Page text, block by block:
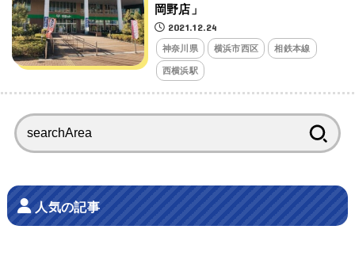
岡野店」
2021.12.24
神奈川県 横浜市西区 相鉄本線
西横浜駅
索:
人気の記事